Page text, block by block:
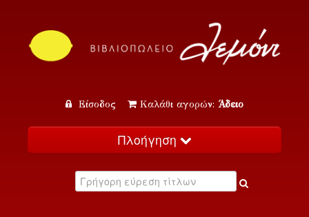
Είσοδος Καλάθι αγορών: Άδειο
Πλοήγηση
Κατάλογος